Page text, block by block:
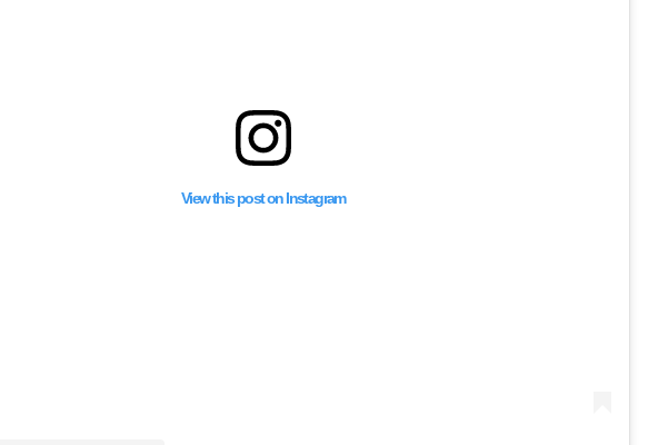
View this post on Instagram